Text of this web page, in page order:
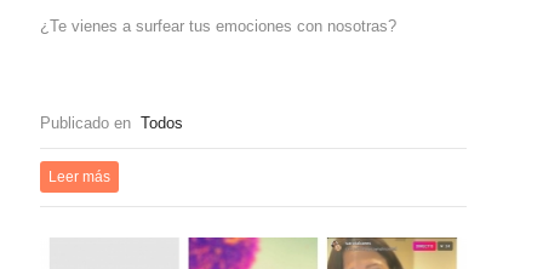
¿Te vienes a surfear tus emociones con nosotras?
Publicado en Todos
Leer más